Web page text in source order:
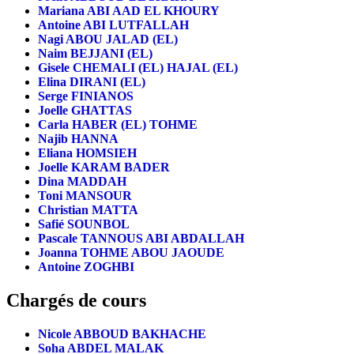
Mariana ABI AAD EL KHOURY
Antoine ABI LUTFALLAH
Nagi ABOU JALAD (EL)
Naim BEJJANI (EL)
Gisele CHEMALI (EL) HAJAL (EL)
Elina DIRANI (EL)
Serge FINIANOS
Joelle GHATTAS
Carla HABER (EL) TOHME
Najib HANNA
Eliana HOMSIEH
Joelle KARAM BADER
Dina MADDAH
Toni MANSOUR
Christian MATTA
Safié SOUNBOL
Pascale TANNOUS ABI ABDALLAH
Joanna TOHME ABOU JAOUDE
Antoine ZOGHBI
Chargés de cours
Nicole ABBOUD BAKHACHE
Soha ABDEL MALAK